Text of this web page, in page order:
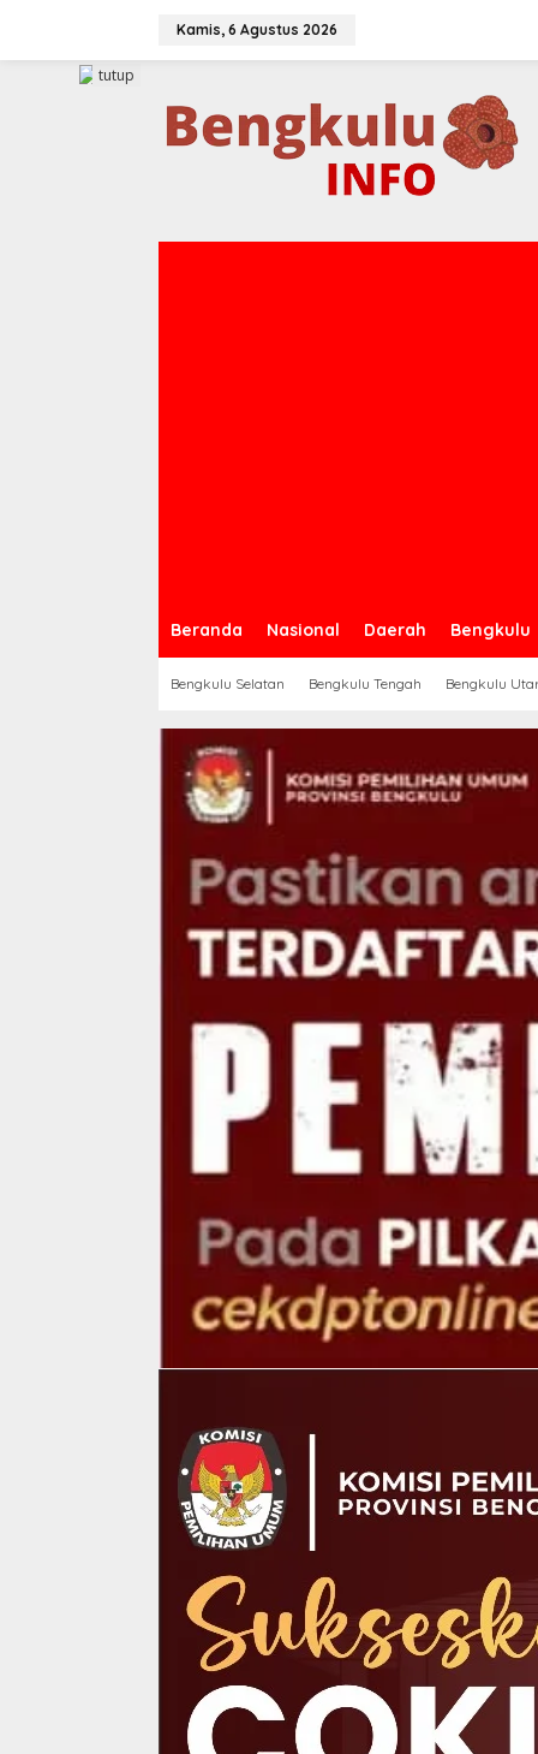
Kamis, 6 Agustus 2026
Beranda Nasional Daerah Bengkulu
Bengkulu Selatan Bengkulu Tengah Bengkulu
tutup